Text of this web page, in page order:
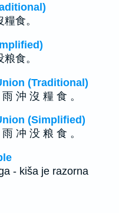
食。
食。
(Traditional)
沖 沒 糧 食 。
(Simplified)
冲 没 粮 食 。
- kiša je razorna